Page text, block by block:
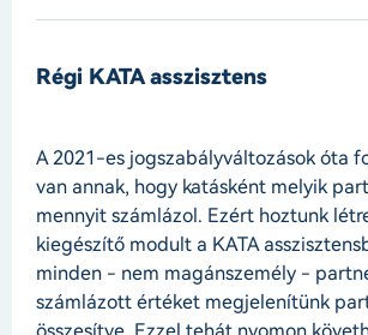
Régi KATA asszisztens
A 2021-es jogszabályváltozások óta
van annak, hogy katásként melyik
mennyit számlázol. Ezért hoztunk
kiegészítő modult a KATA
minden - nem magánszemély -
számlázott értéket megjelenítünk